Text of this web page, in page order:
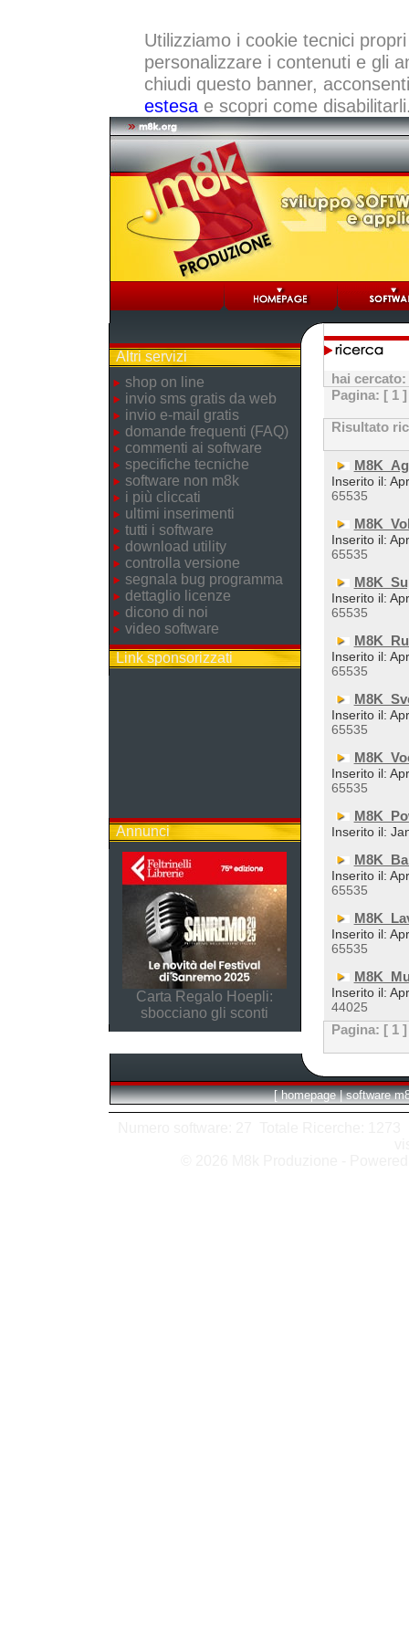
Utilizziamo i cookie tecnici
personalizzare i contenuti e gli
chiudi questo banner,
estesae scopri come
Altri servizi
shop on line
invio sms gratis da web
invio e-mail gratis
domande frequenti (FAQ)
commenti ai software
specifiche tecniche
software non m8k
i più cliccati
ultimi inserimenti
tutti i software
download utility
controlla versione
segnala bug programma
dettaglio licenze
dicono di noi
video software
Link sponsorizzati
Annunci
Carta Regalo Hoepli:
sbocciano gli sconti
hai cercato:
Pagina: [ 1 ]
Risultato
Inserito il:
65535
Inserito il:
65535
Inserito il:
65535
Inserito il:
65535
Inserito il:
65535
Inserito il:
65535
Inserito il:
Inserito il:
65535
Inserito il:
65535
Inserito il:
44025
Pagina: [ 1 ]
[ homepage | software